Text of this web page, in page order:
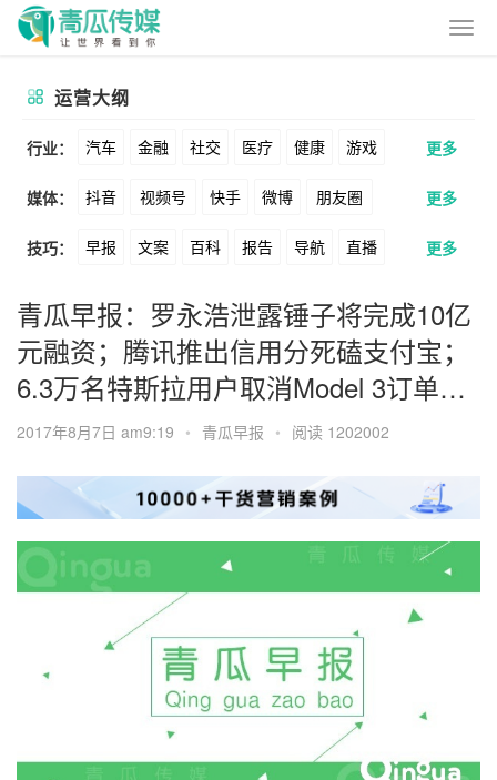
运营大纲
行业： 汽车 金融 社交 医疗 健康 游戏
动漫 美妆 美食 家装 教育 婚纱
酒旅 母婴 宠物 文娱 跨境 科技
广告 元宇宙 房地产
更多
媒体： 抖音 视频号 快手 微博 朋友圈
公众号 B站 小红书 头条 知乎
Soul 360 百度 搜狗 爱奇艺 美柚
美图 最右 神马 谷歌 Facebook
更多
技巧： 早报 文案 百科 报告 导航 直播
卖货 脚本 话术 电商 私域 社群
涨粉 广告 推广 方案 策划 案例
数据 拉新 活动 用户
更多
青瓜早报：罗永浩泄露锤子将完成10亿
元融资；腾讯推出信用分死磕支付宝；
6.3万名特斯拉用户取消Model 3订单…
2017年8月7日 am9:19 • 青瓜早报 • 阅读 1202002